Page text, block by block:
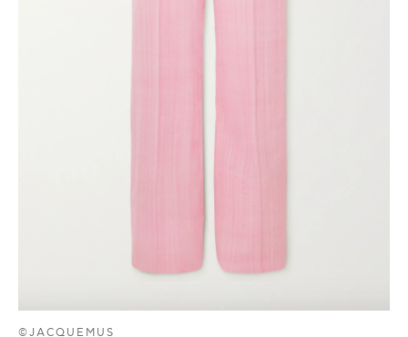
©JACQUEMUS